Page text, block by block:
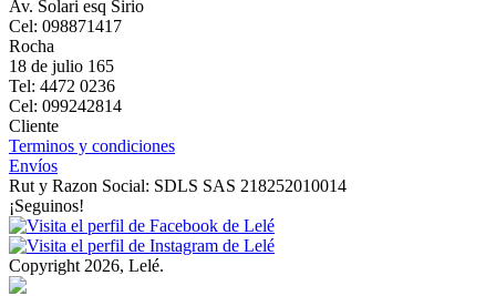
Av. Solari esq Sirio
Cel: 098871417
Rocha
18 de julio 165
Tel: 4472 0236
Cel: 099242814
Cliente
Terminos y condiciones
Envíos
Rut y Razon Social: SDLS SAS 218252010014
¡Seguinos!
Copyright 2026, Lelé.